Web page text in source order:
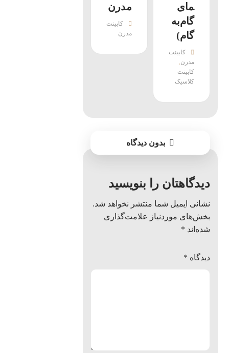
مای
گام‌به‌
گام)
کابینت
مدرن
کابینت
کلاسیک
مدرن
کابینت
مدرن
بدون دیدگاه
دیدگاهتان را بنویسید
نشانی ایمیل شما منتشر نخواهد شد.
بخش‌های موردنیاز علامت‌گذاری
شده‌اند *
دیدگاه *